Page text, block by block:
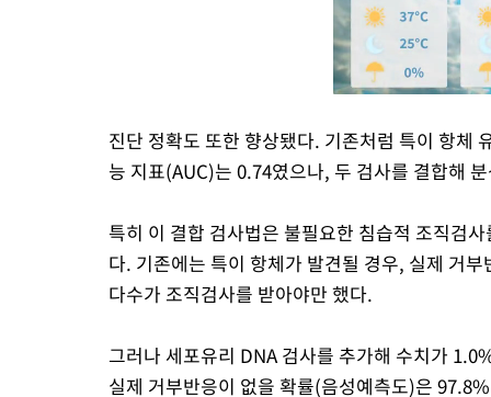
진단 정확도 또한 향상됐다. 기존처럼 특이 항체
능 지표(AUC)는 0.74였으나, 두 검사를 결합해
특히 이 결합 검사법은 불필요한 침습적 조직검
다. 기존에는 특이 항체가 발견될 경우, 실제 거
다수가 조직검사를 받아야만 했다.
그러나 세포유리 DNA 검사를 추가해 수치가
실제 거부반응이 없을 확률(음성예측도)은